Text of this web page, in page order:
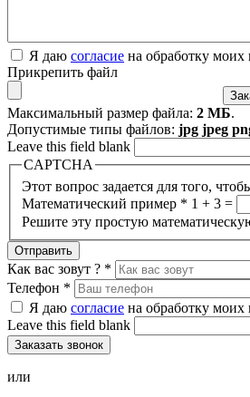
Я даю согласие на обработку моих
Прикрепить файл
Максимальный размер файла: 2 МБ.
Допустимые типы файлов: jpg jpeg
Leave this field blank
CAPTCHA
Этот вопрос задается для того,
Математический пример * 1 + 3 =
Решите эту простую
Как вас зовут ? *
Телефон *
Я даю согласие на обработку моих
Leave this field blank
или